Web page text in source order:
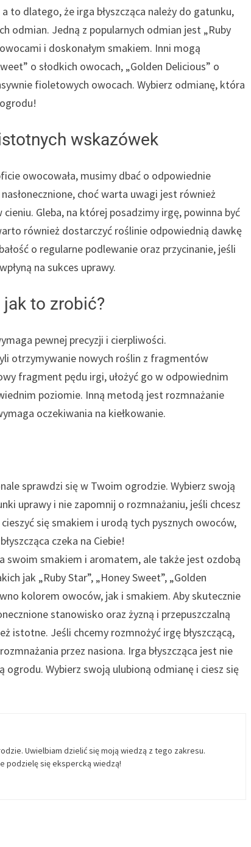
to dlatego, że irga błyszcząca należy do gatunku,
odmian. Jedną z popularnych odmian jest „Ruby
i doskonałym smakiem. Inni mogą
o słodkich owocach, „Golden Delicious” o
fioletowych owocach. Wybierz odmianę, która
wskazówek
owocowała, musimy dbać o odpowiednie
choć warta uwagi jest również
Gleba, na której posadzimy irgę, powinna być
również dostarczyć roślinie odpowiednią dawkę
o regularne podlewanie oraz przycinanie, jeśli
na sukces uprawy.
jak to zrobić?
pewnej precyzji i cierpliwości.
otrzymywanie nowych roślin z fragmentów
fragment pędu irgi, ułożyć go w odpowiednim
poziomie. Inną metodą jest rozmnażanie
oczekiwania na kiełkowanie.
sprawdzi się w Twoim ogrodzie. Wybierz swoją
uprawy i nie zapomnij o rozmnażaniu, jeśli chcesz
się smakiem i urodą tych pysznych owoców,
czeka na Ciebie!
swoim smakiem i aromatem, ale także jest ozdobą
jak „Ruby Star”, „Honey Sweet”, „Golden
kolorem owoców, jak i smakiem. Aby skutecznie
stanowisko oraz żyzną i przepuszczalną
istotne. Jeśli chcemy rozmnożyć irgę błyszczącą,
przez nasiona. Irga błyszcząca jest nie
Wybierz swoją ulubioną odmianę i ciesz się
Uwielbiam dzielić się moją wiedzą z tego zakresu.
podzielę się ekspercką wiedzą!